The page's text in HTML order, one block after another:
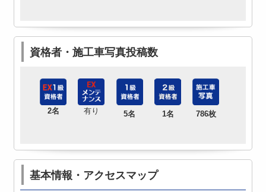
資格者・施工車写真投稿数
2名 有り 5名 1名 786枚
基本情報・アクセスマップ